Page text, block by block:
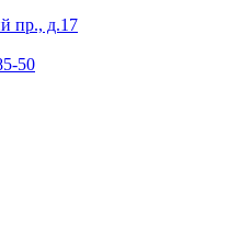
пр., д.17
50